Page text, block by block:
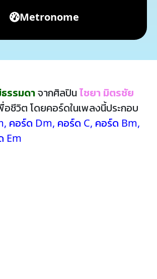
Metronome
รรมดาจากศิลปินไชยา มิตรชัย
อชีวิต โดยคอร์ดในเพลงนี้ประกอบ
, คอร์ด Dm, คอร์ด C, คอร์ด Bm,
Em